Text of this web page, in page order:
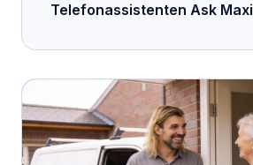
Telefonassistenten Ask Maxi